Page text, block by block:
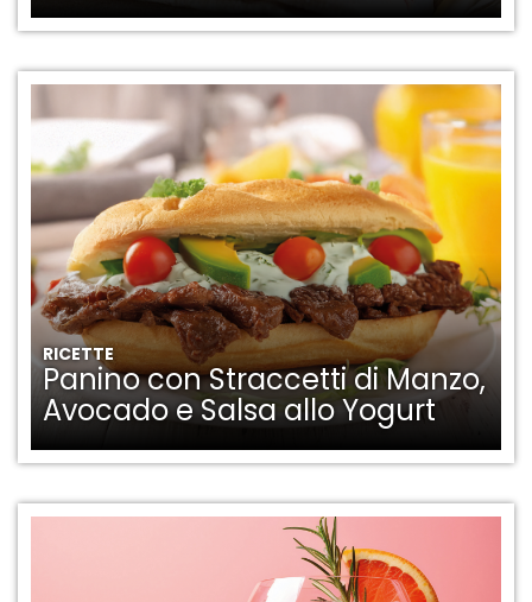
RICETTE
Panino con Straccetti di Manzo,
Avocado e Salsa allo Yogurt